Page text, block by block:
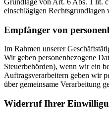
Grundlage von Art. 6 Abs. 1 lit.
einschlägigen
Empfänger von
Im Rahmen unserer
Wir geben personenbezogene
Steuerbehörden), wenn wir ein
Auftragsverarbeitern geben wir
über gemeinsame Verarbeitung
Widerruf Ihrer